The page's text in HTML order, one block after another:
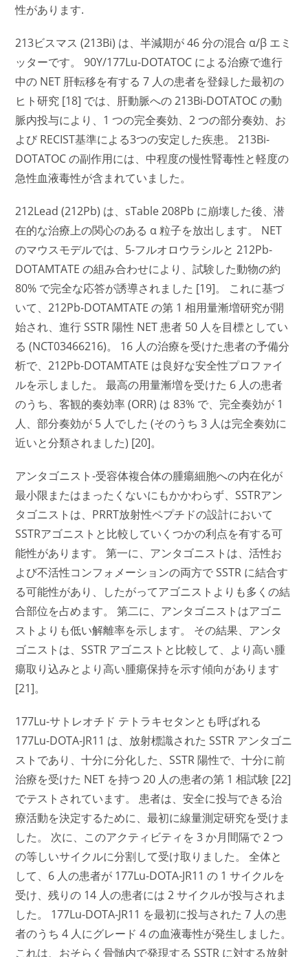
性があります.
213ビスマス (213Bi) は、半減期が 46 分の混合 α/β エミ
ッターです。 90Y/177Lu-DOTATOC による治療で進行
中の NET 肝転移を有する 7 人の患者を登録した最初の
ヒト研究 [18] では、肝動脈への 213Bi-DOTATOC の動
脈内投与により、1 つの完全奏効、2 つの部分奏効、お
よび RECIST基準による3つの安定した疾患。 213Bi-
DOTATOC の副作用には、中程度の慢性腎毒性と軽度の
急性血液毒性が含まれていました。
212Lead (212Pb) は、sTable 208Pb に崩壊した後、潜
在的な治療上の関心のある α 粒子を放出します。 NET
のマウスモデルでは、5-フルオロウラシルと 212Pb-
DOTAMTATE の組み合わせにより、試験した動物の約
80% で完全な応答が誘導されました [19]。 これに基づ
いて、212Pb-DOTAMTATE の第 1 相用量漸増研究が開
始され、進行 SSTR 陽性 NET 患者 50 人を目標としてい
る (NCT03466216)。 16 人の治療を受けた患者の予備分
析で、212Pb-DOTAMTATE は良好な安全性プロファイ
ルを示しました。 最高の用量漸増を受けた 6 人の患者
のうち、客観的奏効率 (ORR) は 83% で、完全奏効が 1
人、部分奏効が 5 人でした (そのうち 3 人は完全奏効に
近いと分類されました) [20]。
アンタゴニスト-受容体複合体の腫瘍細胞への内在化が
最小限またはまったくないにもかかわらず、SSTRアン
タゴニストは、PRRT放射性ペプチドの設計において
SSTRアゴニストと比較していくつかの利点を有する可
能性があります。 第一に、アンタゴニストは、活性お
よび不活性コンフォメーションの両方で SSTR に結合す
る可能性があり、したがってアゴニストよりも多くの結
合部位を占めます。 第二に、アンタゴニストはアゴニ
ストよりも低い解離率を示します。 その結果、アンタ
ゴニストは、SSTR アゴニストと比較して、より高い腫
瘍取り込みとより高い腫瘍保持を示す傾向があります
[21]。
177Lu-サトレオチド テトラキセタンとも呼ばれる
177Lu-DOTA-JR11 は、放射標識された SSTR アンタゴニ
ストであり、十分に分化した、SSTR 陽性で、十分に前
治療を受けた NET を持つ 20 人の患者の第 1 相試験 [22]
でテストされています。 患者は、安全に投与できる治
療活動を決定するために、最初に線量測定研究を受けま
した。 次に、このアクティビティを 3 か月間隔で 2 つ
の等しいサイクルに分割して受け取りました。 全体と
して、6 人の患者が 177Lu-DOTA-JR11 の 1 サイクルを
受け、残りの 14 人の患者には 2 サイクルが投与されま
した。 177Lu-DOTA-JR11 を最初に投与された 7 人の患
者のうち 4 人にグレード 4 の血液毒性が発生しました。
これは、おそらく骨髄内で発現する SSTR に対する放射